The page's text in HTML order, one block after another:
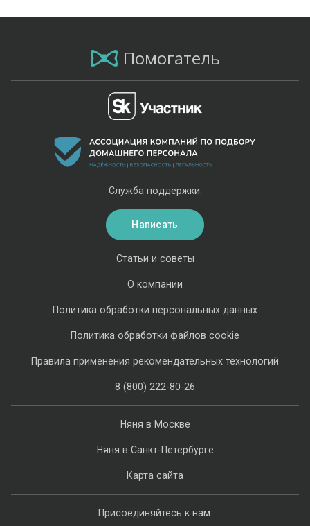
Помогатель
Няня в Москве
Няня в Санкт-Петербурге
Карта сайта
Статьи и советы
О компании
Политика обработки персональных данных
Политика обработки файлов cookie
Правила применения рекомендательных технологий
8 (800) 222-80-26
Служба поддержки:
Написать
Присоединяйтесь к нам: